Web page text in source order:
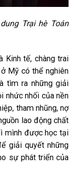
Trại hè Toán
Kinh tế, chàng trai
Mỹ có thể nghiên
tìm ra những giải
nhức nhối của nền
tham nhũng, nợ
lao động chất
mình được học tại
giải quyết những
sự phát triển của